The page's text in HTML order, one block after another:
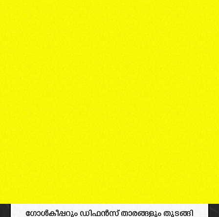
ഗോൾകീപ്പറും ഡിഫൻസ് താരങ്ങളും തുടങ്ങി